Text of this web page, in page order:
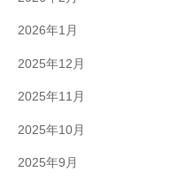
2026年1月
2025年12月
2025年11月
2025年10月
2025年9月